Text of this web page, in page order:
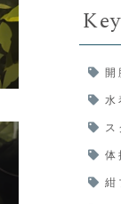
開
水
ス
体
紺